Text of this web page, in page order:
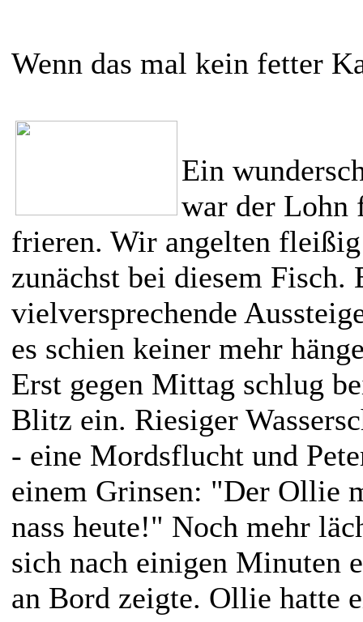
Wenn das mal kein fetter
Ein
war der Lohn
frieren. Wir angelten
zunächst bei diesem Fisch.
vielversprechende
es schien keiner mehr
Erst gegen Mittag schlug
Blitz ein. Riesiger
- eine Mordsflucht und
einem Grinsen: "Der Ollie
nass heute!" Noch mehr
sich nach einigen Minuten
an Bord zeigte. Ollie hatte